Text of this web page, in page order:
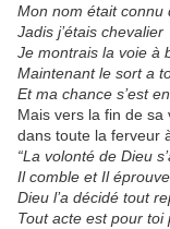
Mon nom était connu
Jadis j’étais chevalier
Je montrais la voie à
Maintenant le sort a
Et ma chance s’est
Mais vers la fin de
dans toute la ferveur
“La volonté de Dieu
Il comble et Il éprouve
Dieu l’a décidé tout
Tout acte est pour toi